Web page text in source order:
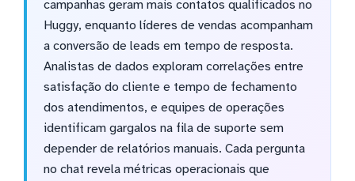
campanhas geram mais contatos qualificados no
Huggy, enquanto líderes de vendas acompanham
a conversão de leads em tempo de resposta.
Analistas de dados exploram correlações entre
satisfação do cliente e tempo de fechamento
dos atendimentos, e equipes de operações
identificam gargalos na fila de suporte sem
depender de relatórios manuais. Cada pergunta
no chat revela métricas operacionais que